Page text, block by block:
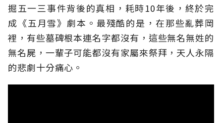
掘五一三事件背後的真相，耗時10年後，終於完
成《五月雪》劇本。最殘酷的是，在那些亂葬岡
裡，有些墓碑根本連名字都沒有，這些無名無姓的
無名屍，一輩子可能都沒有家屬來祭拜，天人永隔
的悲劇十分痛心。